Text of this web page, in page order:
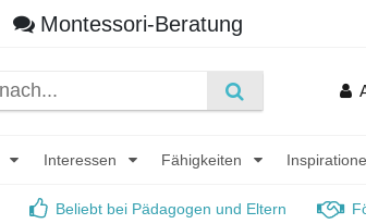
Montessori-Beratung
Interessen Fähigkeiten
Beliebt bei Pädagogen und Eltern